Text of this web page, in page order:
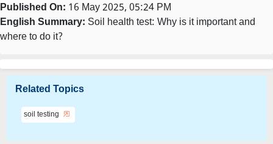
Published On: 16 May 2025, 05:24 PM
English Summary: Soil health test: Why is it important and
where to do it?
Related Topics
soil testing